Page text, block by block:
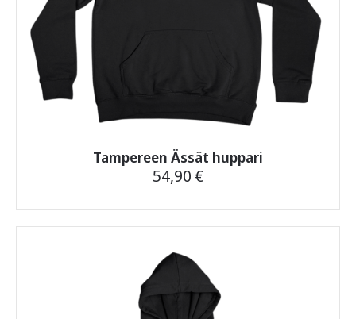
Tampereen Ässät huppari
54,90 €
tuotteella
useampi
muunnelma.
Voit
tehdä